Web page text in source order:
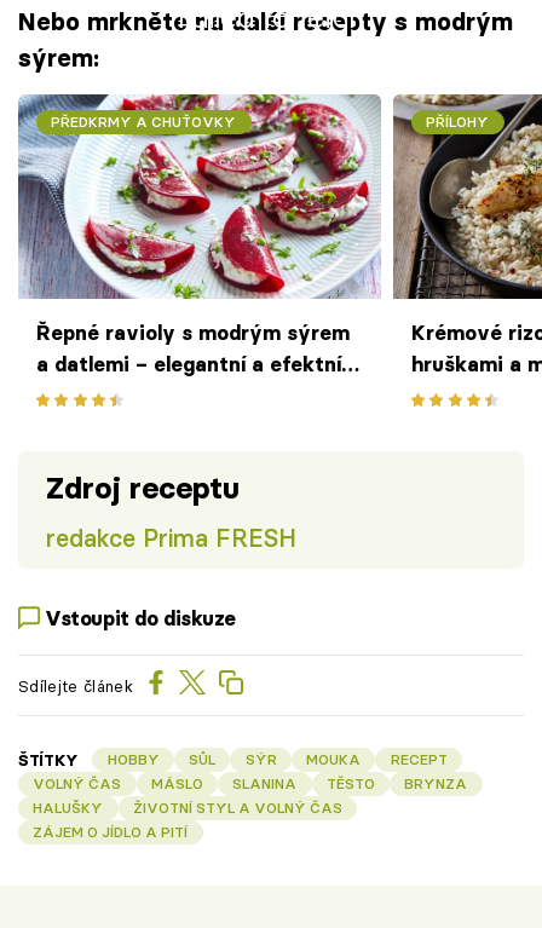
Failed to fetch
Nebo mrkněte na další recepty s modrým
sýrem:
PŘEDKRMY A CHUŤOVKY
Řepné ravioly s modrým sýrem
a datlemi – elegantní a efektní
předkrm jako z restaurace
PŘÍLOHY
Krémové
hruškami a
sladko-
Zdroj receptu
redakce Prima FRESH
Vstoupit do diskuze
Sdílejte článek
ŠTÍTKY HOBBY SŮL SÝR MOUKA
RECEPT
VOLNÝ ČAS
MÁSLO SLANINA TĚSTO
BRYNZA
HALUŠKY
ŽIVOTNÍ STYL A VOLNÝ ČAS
ZÁJEM O JÍDLO A PITÍ